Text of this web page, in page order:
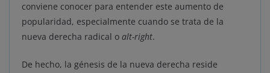
conviene conocer para entender este aumento de
popularidad, especialmente cuando se trata de la
nueva derecha radical o alt-right.
De hecho, la génesis de la nueva derecha reside